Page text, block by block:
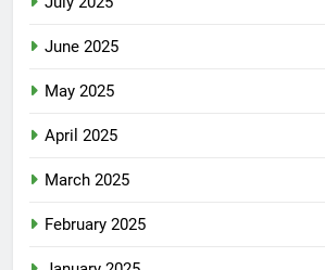
June 2025
May 2025
April 2025
March 2025
February 2025